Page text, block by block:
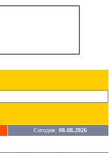
Сегодня: 08.08.2026